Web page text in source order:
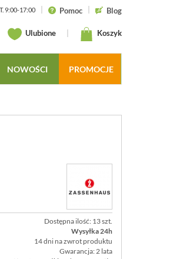
9:00-17:00 Pomoc Blog
Ulubione Koszyk
NOWOŚCI PROMOCJE
Dostępna ilość: 13 szt.
Wysyłka 24h
14 dni na zwrot produktu
Gwarancja: 2 lata